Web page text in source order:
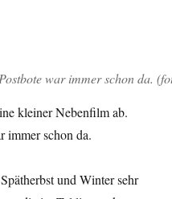
war immer schon da.
kleiner Nebenfilm ab.
immer schon da.
und Winter sehr